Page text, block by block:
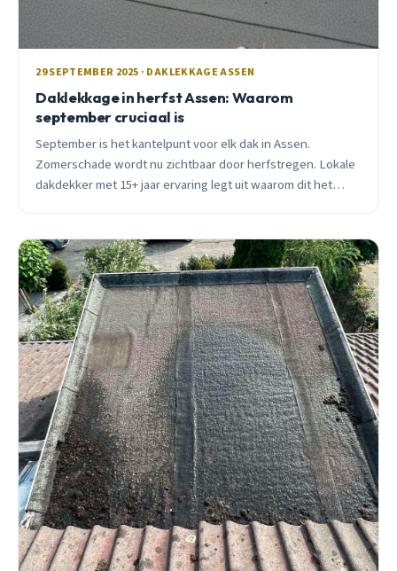
29 SEPTEMBER 2025 · DAKLEKKAGE ASSEN
Daklekkage in herfst Assen: Waarom
september cruciaal is
September is het kantelpunt voor elk dak in Assen.
Zomerschade wordt nu zichtbaar door herfstregen. Lokale
dakdekker met 15+ jaar ervaring legt uit waarom dit het